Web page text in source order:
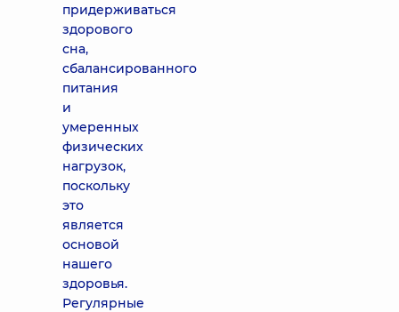
придерживаться
здорового
сна,
сбалансированного
питания
и
умеренных
физических
нагрузок,
поскольку
это
является
основой
нашего
здоровья.
Регулярные